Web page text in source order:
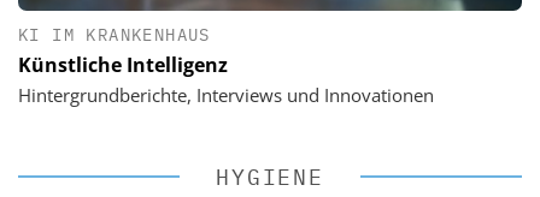
KI IM KRANKENHAUS
Künstliche Intelligenz
Hintergrundberichte, Interviews und Innovationen
HYGIENE